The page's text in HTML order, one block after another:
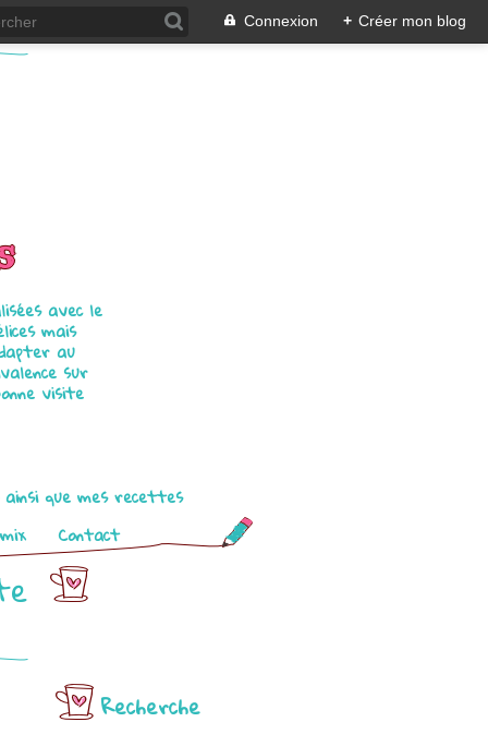
Connexion + Créer mon blog
avec le
mais
au
sur
visite
ainsi que mes recettes
Contact
Recherche